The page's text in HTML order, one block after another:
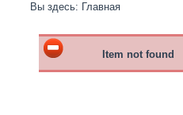
Вы здесь: Главная
Item not found